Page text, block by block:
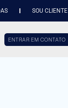
SOU CLIENTE
ENTRAR EM CONTATO